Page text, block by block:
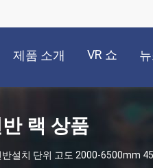
제품 소개 VR 쇼
랙 상품
반설치 단위 고도 2000-6500mm